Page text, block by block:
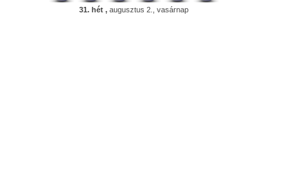
31. hét , augusztus 2., vasárnap